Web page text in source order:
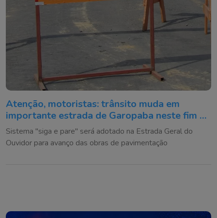
Atenção, motoristas: trânsito muda em
importante estrada de Garopaba neste fim de
semana
Sistema "siga e pare" será adotado na Estrada Geral do
Ouvidor para avanço das obras de pavimentação